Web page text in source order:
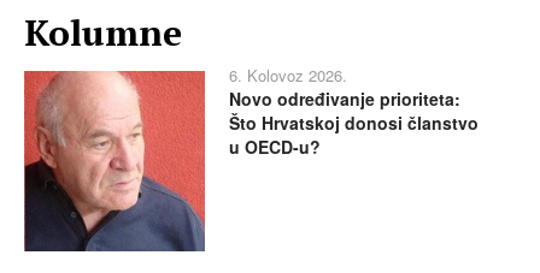
Kolumne
6. Kolovoz 2026.
Novo određivanje prioriteta:
Što Hrvatskoj donosi članstvo
u OECD-u?